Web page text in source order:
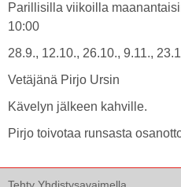
Parillisilla viikoilla
10:00
28.9., 12.10., 26.10., 9.11.,
Vetäjänä Pirjo Ursin
Kävelyn jälkeen kahville.
Pirjo toivotaa runsasta